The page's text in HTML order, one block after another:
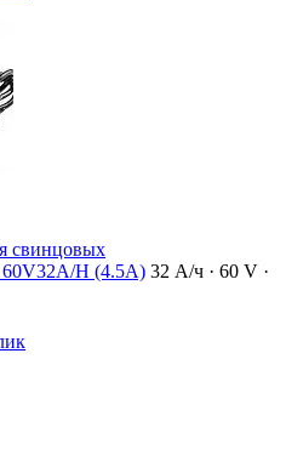
свинцовых
60V32A/H (4.5A) 32 А/ч · 60 V ·